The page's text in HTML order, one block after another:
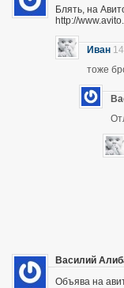
Блять, на
http://
Иван
тоже
Василий
Объява на